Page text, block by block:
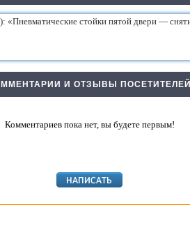
И ОТЗЫВЫ ПОСЕТИТЕЛЕЙ
Комментариев пока нет, вы будете первым!